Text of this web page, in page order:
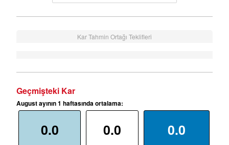
Kar Tahmin Ortağı Teklifleri
Geçmişteki Kar
August ayının 1 haftasında ortalama:
0.0 0.0 0.0